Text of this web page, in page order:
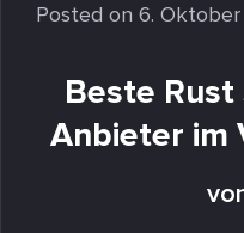
Posted on 6.
Beste
Anbieter im